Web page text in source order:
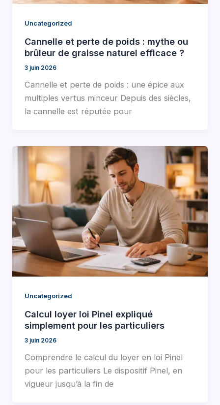
Uncategorized
Cannelle et perte de poids : mythe ou
brûleur de graisse naturel efficace ?
3 juin 2026
Cannelle et perte de poids : une épice aux
multiples vertus minceur Depuis des siècles,
la cannelle est réputée pour
Uncategorized
Calcul loyer loi Pinel expliqué
simplement pour les particuliers
3 juin 2026
Comprendre le calcul du loyer en loi Pinel
pour les particuliers Le dispositif Pinel, en
vigueur jusqu’à la fin de